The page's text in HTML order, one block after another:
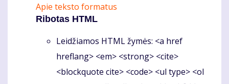
Apie teksto formatus
Ribotas HTML
Leidžiamos HTML žymės: <a href
hreflang> <em> <strong> <cite>
<blockquote cite> <code> <ul type> <ol